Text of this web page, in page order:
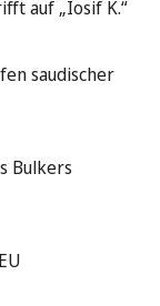
auf „Iosif K.“
saudischer
Bulkers